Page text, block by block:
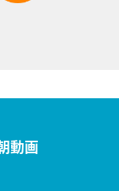
動画